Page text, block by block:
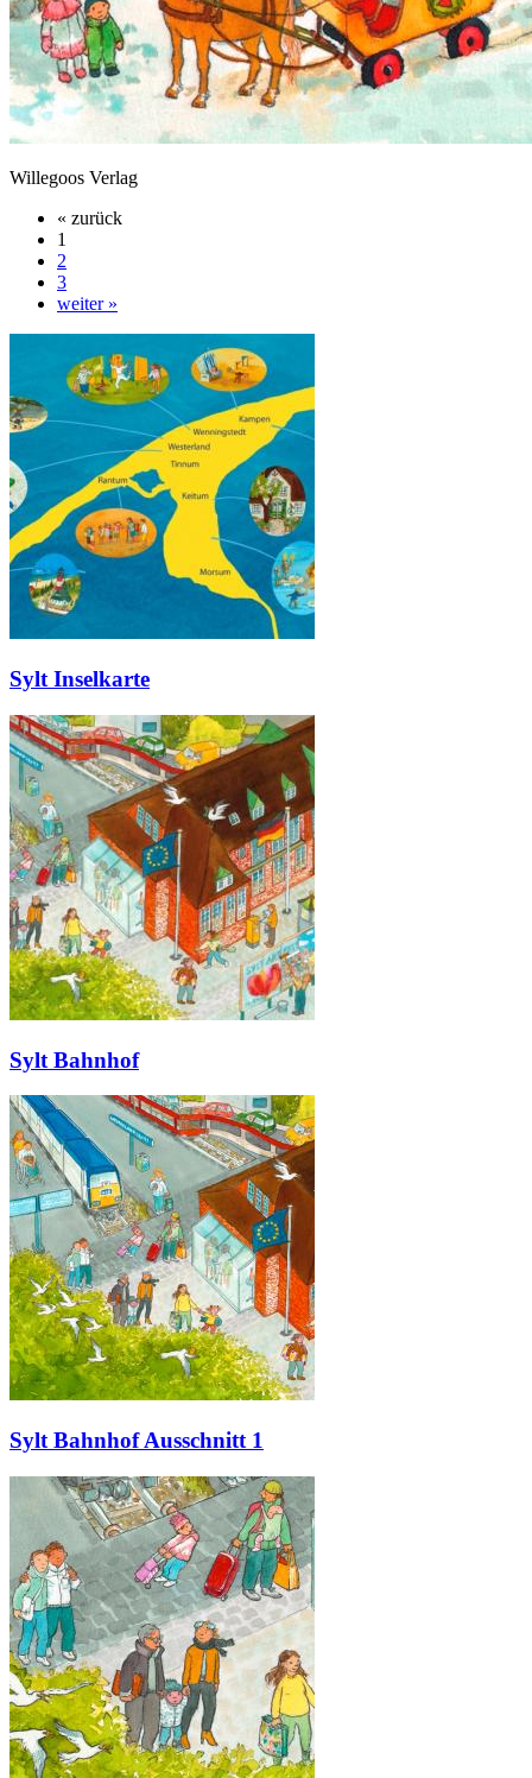
Willegoos Verlag
« zurück
1
2
3
weiter »
Sylt Inselkarte
Sylt Bahnhof
Sylt Bahnhof Ausschnitt 1